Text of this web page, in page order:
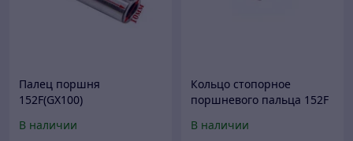
Палец поршня
152F(GX100)
В наличии
Кольцо стопорное
поршневого пальца 152F
В наличии